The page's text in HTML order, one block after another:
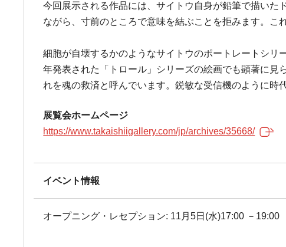
今回展示される作品には、サイトウ自身が鉛筆で描いた
ながら、寸前のところで意味を結ぶことを拒みます。こ
細胞が自壊するかのようなサイトウのポートレートシ
年発表された「トロール」シリーズの絵画でも顕著に
れを魂の救済と呼んでいます。鋭敏な受信機のように時
展覧会ホームページ
https://www.takaishiigallery.com/jp/archives/35668/
イベント情報
オープニング・レセプション: 11月5日(水)17:00 －19:00